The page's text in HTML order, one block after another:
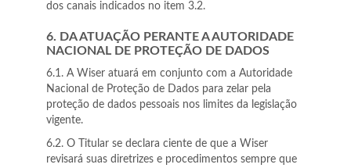
dos canais indicados no item 3.2.
6. DA ATUAÇÃO PERANTE A AUTORIDADE
NACIONAL DE PROTEÇÃO DE DADOS
6.1. A Wiser atuará em conjunto com a Autoridade
Nacional de Proteção de Dados para zelar pela
proteção de dados pessoais nos limites da legislação
vigente.
6.2. O Titular se declara ciente de que a Wiser
revisará suas diretrizes e procedimentos sempre que